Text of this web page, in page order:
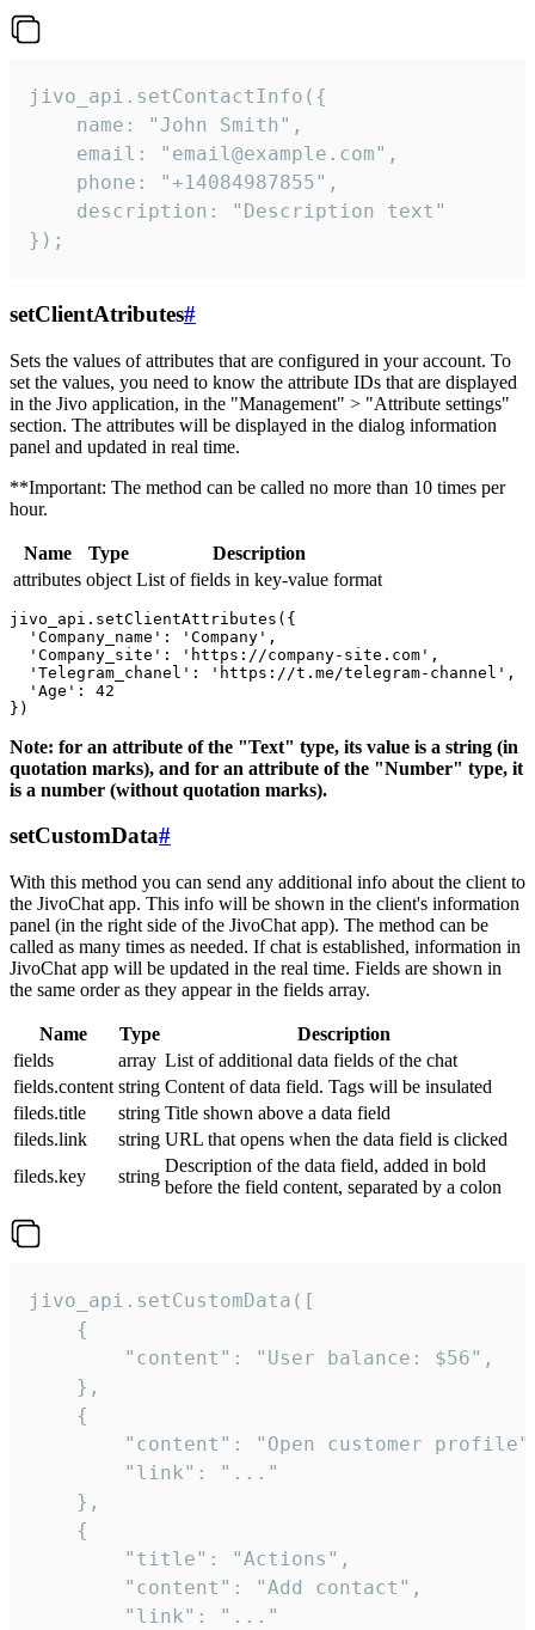
jivo_api.setContactInfo({
    name: "John Smith",
    email: "email@example.com",
    phone: "+14084987855",
    description: "Description text"
});
setClientAtributes#
Sets the values ​​of attributes that are configured in your account. To
set the values, you need to know the attribute IDs that are displayed
in the Jivo application, in the "Management" > "Attribute settings"
section. The attributes will be displayed in the dialog information
panel and updated in real time.
**Important: The method can be called no more than 10 times per
hour.
Name Type
Description
attributes object List of fields in key-value format
jivo_api.setClientAttributes({
  'Company_name': 'Company',
  'Company_site': 'https://company-site.com',
  'Telegram_chanel': 'https://t.me/telegram-channel',
  'Age': 42
Note: for an attribute of the "Text" type, its value is a string (in
quotation marks), and for an attribute of the "Number" type, it
is a number (without quotation marks).
setCustomData#
With this method you can send any additional info about the client to
the JivoChat app. This info will be shown in the client's information
panel (in the right side of the JivoChat app). The method can be
called as many times as needed. If chat is established, information in
JivoChat app will be updated in the real time. Fields are shown in
the same order as they appear in the fields array.
Name Type
Description
fields
array List of additional data fields of the chat
fields.content string Content of data field. Tags will be insulated
fileds.title
string Title shown above a data field
fileds.link
string URL that opens when the data field is clicked
fileds.key
string
Description of the data field, added in bold
before the field content, separated by a colon
jivo_api.setCustomData([
    {
        "content": "User balance: $56",
    },
    {
"content": "Open customer
        "link": "..."
    },
    {
        "title": "Actions",
        "content": "Add contact",
        "link": "..."